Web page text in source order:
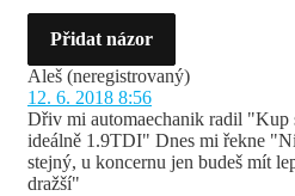
Přidat názor
Aleš (neregistrovaný)
12. 6. 2018 8:56
Dřiv mi automaechanik radil "Kup
ideálně 1.9TDI" Dnes mi řekne
stejný, u koncernu jen budeš mít
dražší"